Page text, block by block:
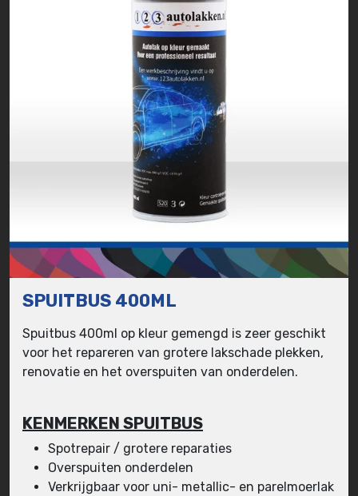
SPUITBUS 400ML
Spuitbus 400ml op kleur gemengd is zeer geschikt
voor het repareren van grotere lakschade plekken,
renovatie en het overspuiten van onderdelen.
KENMERKEN SPUITBUS
Spotrepair / grotere reparaties
Overspuiten onderdelen
Verkrijgbaar voor uni- metallic- en parelmoerlak